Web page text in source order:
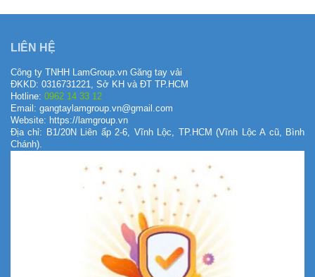
LIÊN HỆ
Công ty TNHH LamGroup.vn Găng tay vải
ĐKKD: 0316731221, Sở KH và ĐT TP.HCM
Hotline: 0962 14 33 12
Email: gangtaylamgroup.vn@gmail.com
Website: https://lamgroup.vn
Địa chỉ: B1/20N Liên ấp 2-6, Vĩnh Lộc, TP.HCM (Vĩnh Lộc A cũ, Bình
Chánh).